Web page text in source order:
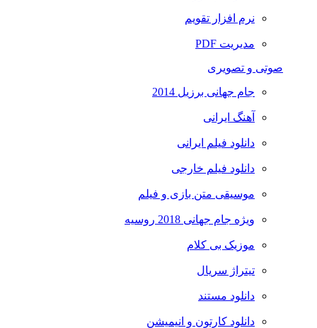
نرم افزار تقویم
مدیریت PDF
صوتی و تصویری
جام جهانی برزیل 2014
آهنگ ایرانی
دانلود فیلم ایرانی
دانلود فیلم خارجی
موسیقی متن بازی و فیلم
ویژه جام جهانی 2018 روسیه
موزیک بی کلام
تیتراژ سریال
دانلود مستند
دانلود کارتون و انیمیشن